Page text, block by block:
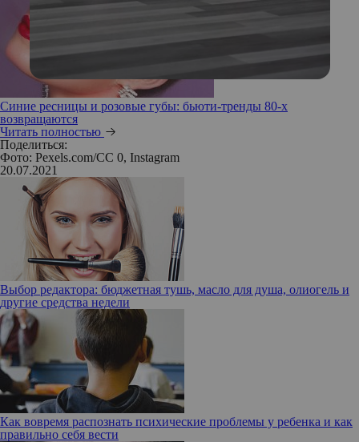
Синие ресницы и розовые губы: бьюти-тренды 80-х
возвращаются
Читать полностью
Поделиться:
Фото: Pexels.com/CC 0, Instagram
20.07.2021
Выбор редактора: бюджетная тушь, масло для душа, олиогель и
другие средства недели
Как вовремя распознать психические проблемы у ребенка и как
правильно себя вести